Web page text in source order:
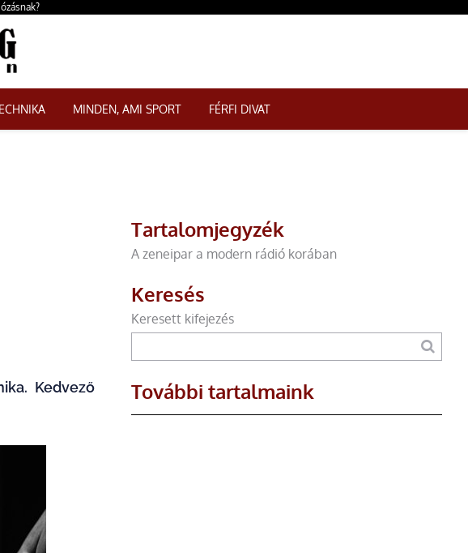
MINDEN, AMI SPORT FÉRFI DIVAT
Kedvező
Tartalomjegyzék
A zeneipar a modern rádió korában
Keresés
Keresett kifejezés
További tartalmaink